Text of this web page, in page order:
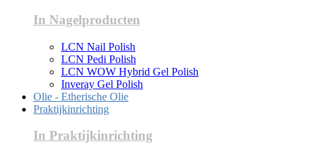
In Nagelproducten
LCN Nail Polish
LCN Pedi Polish
LCN WOW Hybrid Gel Polish
Inveray Gel Polish
Olie - Etherische Olie
Praktijkinrichting
In Praktijkinrichting